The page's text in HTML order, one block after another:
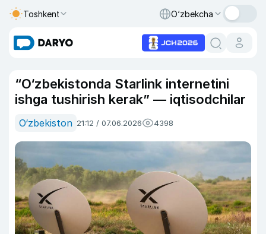
Toshkent O‘zbekcha
“O‘zbekistonda Starlink internetini
ishga tushirish kerak” — iqtisodchilar
O‘zbekiston 21:12 / 07.06.2026 4398